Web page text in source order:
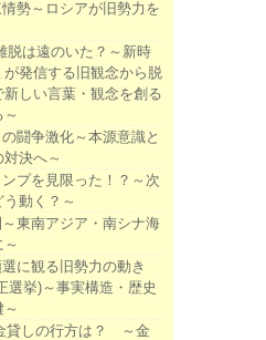
勢～ロシアが旧勢力を
脱は遠のいた？～新時
発信する旧観念から脱
しい言葉・観念を創る
闘争激化～本源意識と
決へ～
プを見限った！？～次
動く？～
東南アジア・南シナ海
に観る旧勢力の動き
選挙)～事実構造・歴史
貸しの行方は？ ～金